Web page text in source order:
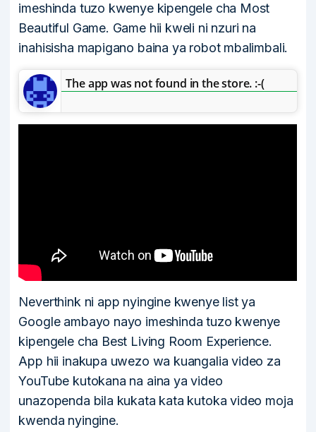
imeshinda tuzo kwenye kipengele cha Most
Beautiful Game. Game hii kweli ni nzuri na
inahisisha mapigano baina ya robot mbalimbali.
The app was not found in the store. :-(
Neverthink ni app nyingine kwenye list ya
Google ambayo nayo imeshinda tuzo kwenye
kipengele cha Best Living Room Experience.
App hii inakupa uwezo wa kuangalia video za
YouTube kutokana na aina ya video
unazopenda bila kukata kata kutoka video moja
kwenda nyingine.